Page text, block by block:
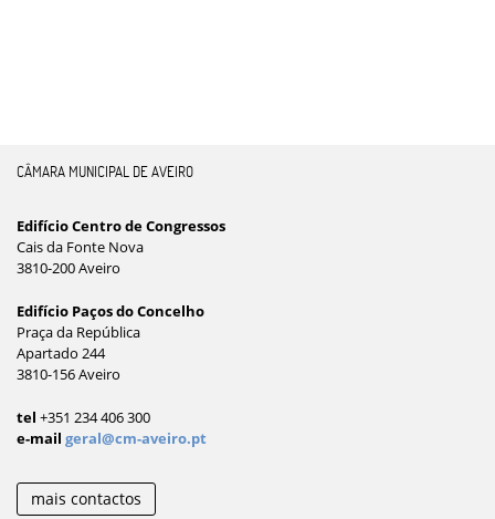
CÂMARA MUNICIPAL DE AVEIRO
Edifício Centro de Congressos
Cais da Fonte Nova
3810-200 Aveiro
Edifício Paços do Concelho
Praça da República
Apartado 244
3810-156 Aveiro
tel +351 234 406 300
e-mail geral@cm-aveiro.pt
mais contactos